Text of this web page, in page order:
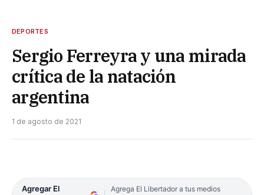
DEPORTES
Sergio Ferreyra y una mirada
crítica de la natación
argentina
1 de agosto de 2021
Agregar El
Agrega El Libertador a tus medios